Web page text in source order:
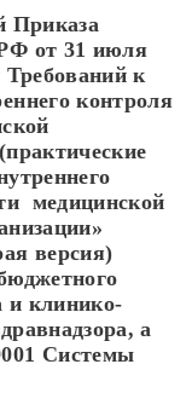
Приказа
от 31 июля
к
контроля
медицинской
версия)
и клинико-
а
Системы